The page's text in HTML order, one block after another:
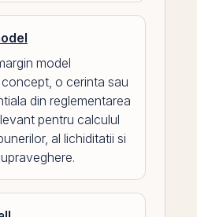
model
o cerinta sau
din reglementarea
pentru calculul
al lichiditatii si